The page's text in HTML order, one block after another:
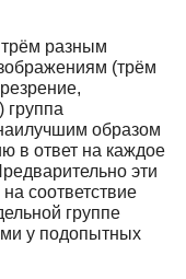
разным
(трём
группа
образом
в ответ на каждое
эти
соответствие
группе
у подопытных